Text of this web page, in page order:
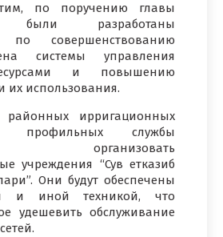
по поручению главы
были разработаны
по совершенствованию
системы управления
и повышению
их использования.
ирригационных
профильных службы
организовать
учреждения “Сув етказиб
Они будут обеспечены
и иной техникой, что
удешевить обслуживание